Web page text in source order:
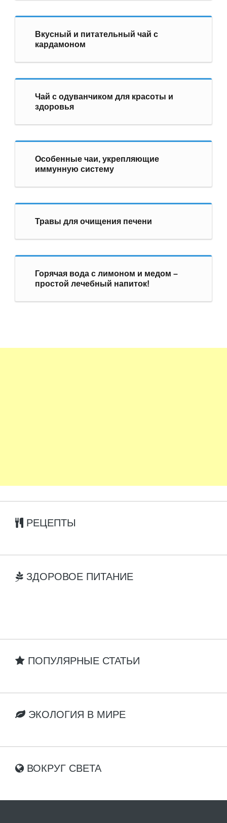
Вкусный и питательный чай с
кардамоном
Чай с одуванчиком для красоты и
здоровья
Особенные чаи, укрепляющие
иммунную систему
Травы для очищения печени
Горячая вода с лимоном и медом –
простой лечебный напиток!
РЕЦЕПТЫ
ЗДОРОВОЕ ПИТАНИЕ
ПОПУЛЯРНЫЕ СТАТЬИ
ЭКОЛОГИЯ В МИРЕ
ВОКРУГ СВЕТА